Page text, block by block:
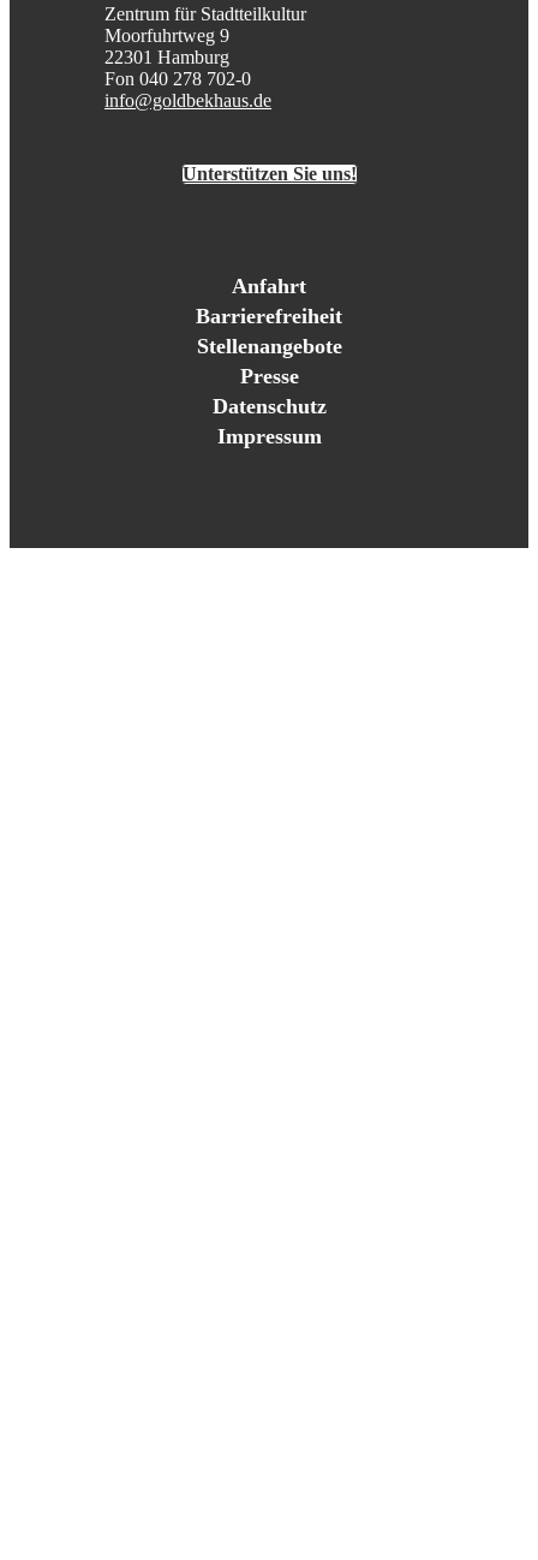
Zentrum für Stadtteilkultur
Moorfuhrtweg 9
22301 Hamburg
Fon 040 278 702-0
info@goldbekhaus.de
Unterstützen Sie uns!
Anfahrt
Barrierefreiheit
Stellenangebote
Presse
Datenschutz
Impressum